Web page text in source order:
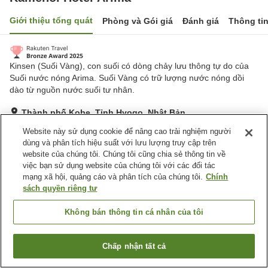
Giới thiệu tổng quát Phòng và Gói giá Đánh giá Thông
Kinsen (Suối Vàng), con suối có dòng chảy lưu thông tự do của
Suối nước nóng Arima. Suối Vàng có trữ lượng nước nóng dồi
dào từ nguồn nước suối tư nhân.
Thành phố Kobe, Tỉnh Hyogo, Nhật Bản
Rất tốt Đánh giá:383lượt
Tiện nghi chỗ nghỉ
Máy bán hàng tự động
Cửa hàng
Tìm phòng trống
Website này sử dụng cookie để nâng cao trải nghiệm người
dùng và phân tích hiệu suất với lưu lượng truy cập trên
website của chúng tôi. Chúng tôi cũng chia sẻ thông tin về
việc bạn sử dụng website của chúng tôi với các đối tác
mạng xã hội, quảng cáo và phân tích của chúng tôi. Chính
sách quyền riêng tư
Không bán thông tin cá nhân của tôi
Chấp nhận tất cả